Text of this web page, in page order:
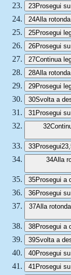
23Prosegui
24Alla
25Prosegui
26Prosegui
27Continua
28Alla
29Prosegui
30Svolta a
31 Prosegui
32
33Prosegui
34Alla
35Prosegui a
36Prosegui
37Alla
38Prosegui a
39Svolta a
40Prosegui
41 Prosegui